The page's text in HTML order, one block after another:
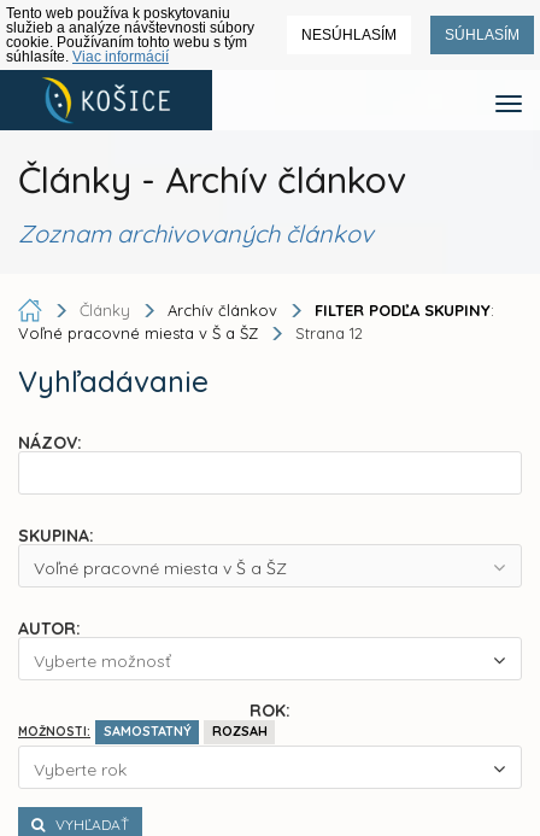
Tento web používa k poskytovaniu
služieb a analýze návštevnosti súbory
cookie. Používaním tohto webu s tým
súhlasíte. Viac informácií
NESÚHLASÍM SÚHLASÍM
Články - Archív článkov
Zoznam archivovaných článkov
Články Archív článkov FILTER PODĽA SKUPINY:
Voľné pracovné miesta v Š a ŠZ
Strana 12
Vyhľadávanie
NÁZOV:
SKUPINA:
Voľné pracovné miesta v Š a ŠZ
AUTOR:
Vyberte možnosť
ROK:
MOŽNOSTI: SAMOSTATNÝ ROZSAH
Vyberte rok
VYHĽADAŤ